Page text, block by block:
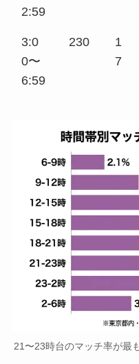
2:59
3:0
0〜
6:59
230
1
7
21〜23時台のマッチ率が最